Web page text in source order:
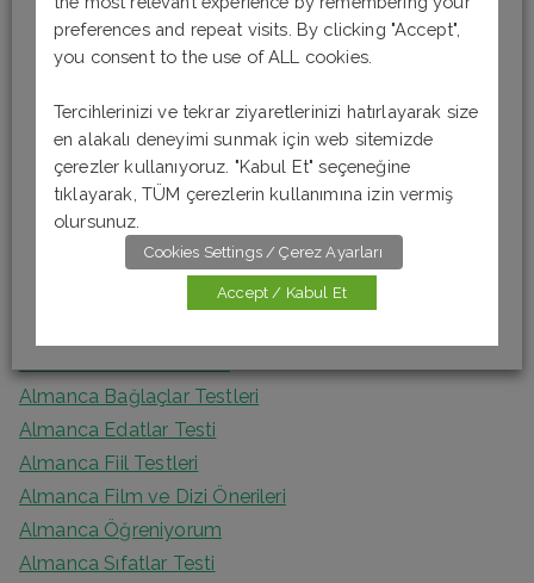
Son Yazılar
Almanca Okuma-Anlama Testi 5 [B1]
Almanca Okuma – Anlama Testi 4 [A2]
Almanca Okuma-Anlama Testi 3 [A2]
Almanca Okuma Anlama Testi 2 [A1]
Almanca Bağlaçlar Testleri
Almanca Edatlar Testi
Almanca Fiil Testleri
Almanca Film ve Dizi Önerileri
Almanca Öğreniyorum
Almanca Sıfatlar Testi
preferences and repeat visits. By clicking "Accept",
you consent to the use of ALL cookies.
Tercihlerinizi ve tekrar ziyaretlerinizi hatırlayarak size
en alakalı deneyimi sunmak için web sitemizde
çerezler kullanıyoruz. "Kabul Et" seçeneğine
tıklayarak, TÜM çerezlerin kullanımına izin vermiş
olursunuz.
Cookies Settings / Çerez Ayarları
Accept / Kabul Et